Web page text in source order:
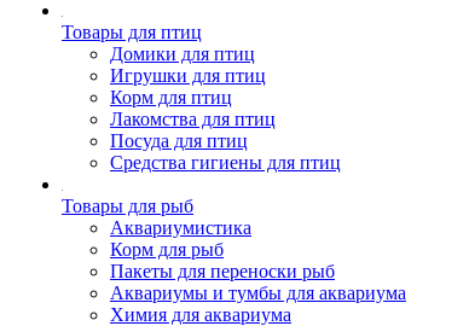
Товары для птиц
Домики для птиц
Игрушки для птиц
Корм для птиц
Лакомства для птиц
Посуда для птиц
Средства гигиены для птиц
Товары для рыб
Аквариумистика
Корм для рыб
Пакеты для переноски рыб
Аквариумы и тумбы для аквариума
Химия для аквариума